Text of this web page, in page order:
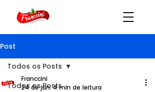
Post
Todos os Posts
Todos os Posts
Franccini
24 de jun. 4 min de leitura